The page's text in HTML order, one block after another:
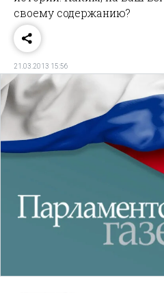
своему содержанию?
21.03.2013 15:56